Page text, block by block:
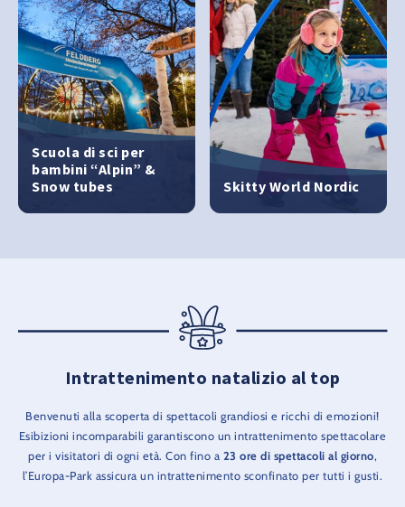
Scuola di sci per
bambini “Alpin” &
Snow tubes
Skitty World Nordic
Intrattenimento natalizio al top
Benvenuti alla scoperta di spettacoli grandiosi e ricchi di emozioni!
Esibizioni incomparabili garantiscono un intrattenimento spettacolare
per i visitatori di ogni età. Con fino a 23 ore di spettacoli al giorno,
l’Europa-Park assicura un intrattenimento sconfinato per tutti i gusti.